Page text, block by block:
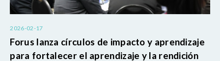
2026-02-17
Forus lanza círculos de impacto y aprendizaje
para fortalecer el aprendizaje y la rendición